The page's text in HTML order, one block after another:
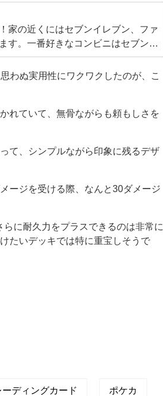
家の近くにはセブンイレブン、ファ
す。一番好きなコンビニはセブンイ
。 でも、ファミリーマートも好き
ソンでもたま
わぬ実用性にワクワクしたのが、こ
れていて、無骨ながらも頼もしさを
て、シンプルながら印象に残るデザ
ージを受ける際、なんと30ダメージ
に耐久力をプラスできるのは非常に
たいデッキでは特に重宝しそうで
ーディングカード ポケカ